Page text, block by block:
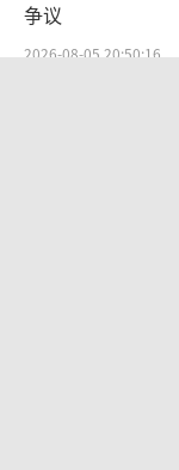
争议
2026-08-05 20:50:16